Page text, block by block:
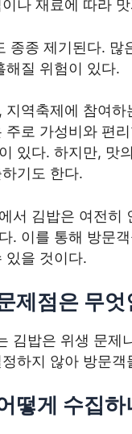
나 재료에 따라
종종 제기된다.
해질 위험이 있다.
지역축제에 참여
주로 가성비와 편
있다. 하지만, 맛
기도 한다.
서 김밥은 여전히
. 이를 통해 방문
있을 것이다.
제점은 무
김밥은 위생 문제
하지 않아 방문
떻게 수집하